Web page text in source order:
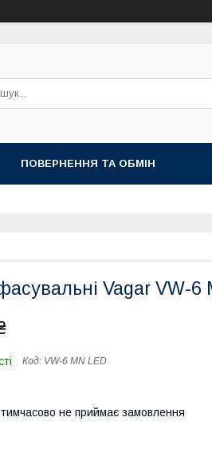
ПОВЕРНЕННЯ ТА ОБМІН
Vagar VW-6
Код: VW-6 MN LED
не приймає замовлення